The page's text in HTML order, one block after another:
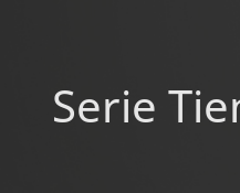
Serie